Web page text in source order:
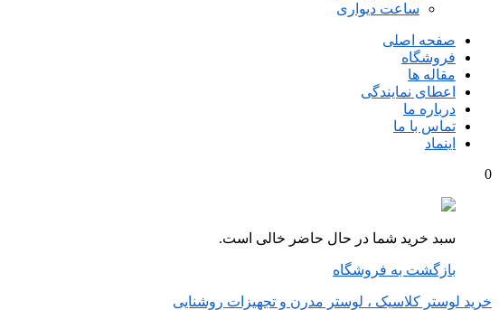
ساعت دیواری
صفحه اصلی
فروشگاه
مقاله ها
اعطای نمایندگی
درباره ما
تماس با ما
اینماد
0
سبد خرید شما در حال حاضر خالی است.
بازگشت به فروشگاه
خرید لوستر کلاسیک ، لوستر مدرن و تجهیزات روشنایی